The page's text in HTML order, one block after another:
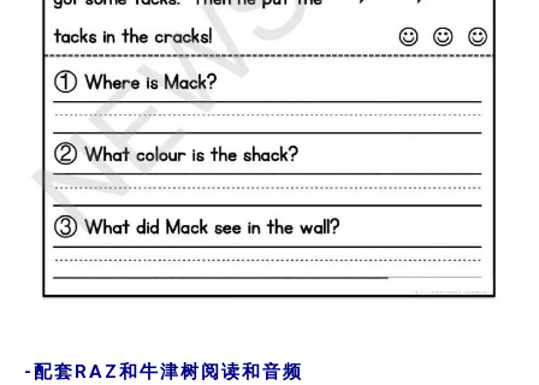
-配套RAZ和牛津树阅读和音频